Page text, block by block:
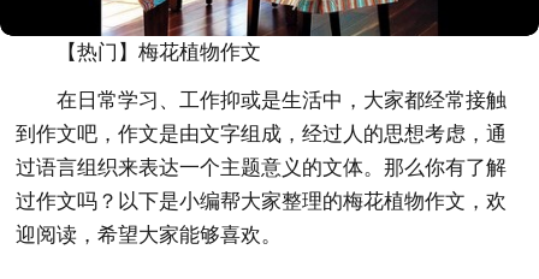
【热门】梅花植物作文
在日常学习、工作抑或是生活中，大家都经常接触
到作文吧，作文是由文字组成，经过人的思想考虑，通
过语言组织来表达一个主题意义的文体。那么你有了解
过作文吗？以下是小编帮大家整理的梅花植物作文，欢
迎阅读，希望大家能够喜欢。